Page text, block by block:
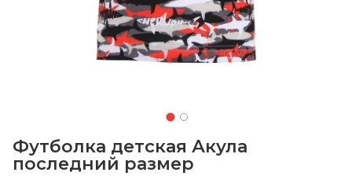
Футболка детская Акула
последний размер